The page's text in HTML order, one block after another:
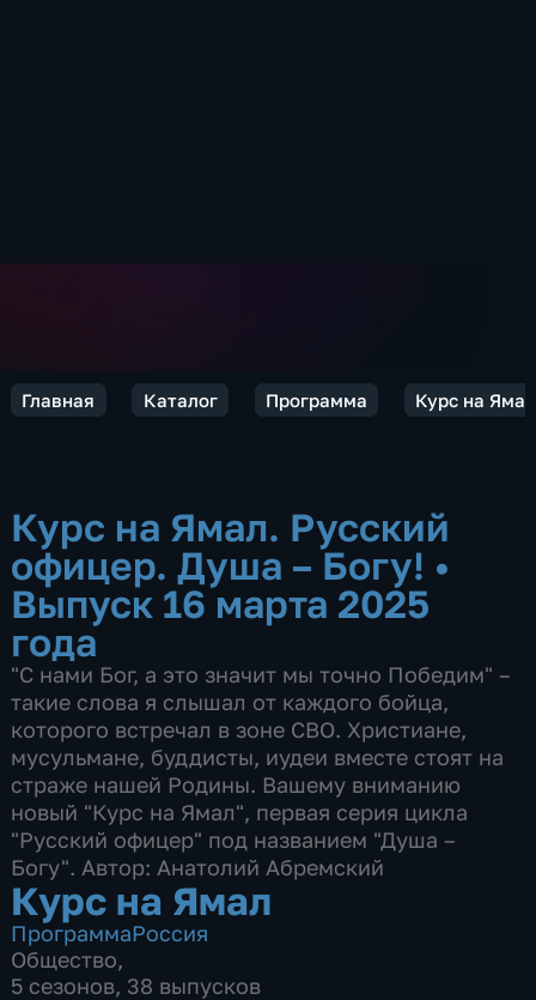
Главная Каталог Программа Курс на Ямал
Курс на Ямал. Русский
офицер. Душа – Богу! •
Выпуск 16 марта 2025
года
"С нами Бог, а это значит мы точно Победим" –
такие слова я слышал от каждого бойца,
которого встречал в зоне СВО. Христиане,
мусульмане, буддисты, иудеи вместе стоят на
страже нашей Родины. Вашему вниманию
новый "Курс на Ямал", первая серия цикла
"Русский офицер" под названием "Душа –
Богу". Автор: Анатолий Абремский
Курс на Ямал
ПрограммаРоссия
Общество,
5 сезонов, 38 выпусков